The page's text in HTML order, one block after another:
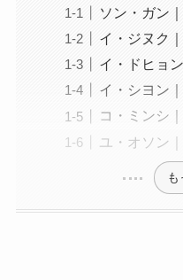
ソン・ガン
イ・ジヌク
イ・ドヒョ
イ・シヨン
コ・ミンシ
ユ・オソン
も